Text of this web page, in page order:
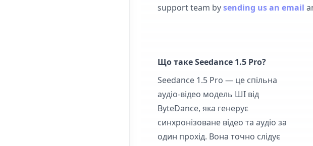
support team bysending us an email
Що таке Seedance 1.5 Pro?
Seedance 1.5 Pro — це спільна
аудіо-відео модель ШІ від
ByteDance, яка генерує
синхронізоване відео та аудіо за
один прохід. Вона точно слідує